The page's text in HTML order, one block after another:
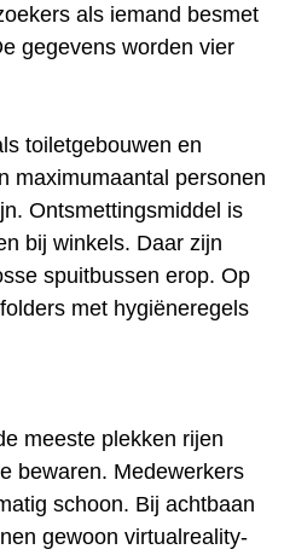
als iemand besmet
gegevens worden vier
toiletgebouwen en
maximumaantal personen
Ontsmettingsmiddel is
bij winkels. Daar zijn
spuitbussen erop. Op
met hygiëneregels
meeste plekken rijen
bewaren. Medewerkers
schoon. Bij achtbaan
gewoon virtualreality-